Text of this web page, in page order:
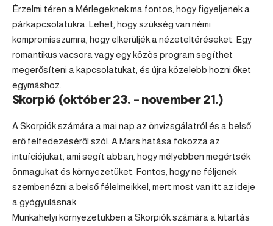
Érzelmi téren a Mérlegeknek ma fontos, hogy figyeljenek a
párkapcsolatukra. Lehet, hogy szükség van némi
kompromisszumra, hogy elkerüljék a nézeteltéréseket. Egy
romantikus vacsora vagy egy közös program segíthet
megerősíteni a kapcsolatukat, és újra közelebb hozni őket
egymáshoz.
Skorpió (október 23. – november 21.)
A Skorpiók számára a mai nap az önvizsgálatról és a belső
erő felfedezéséről szól. A Mars hatása fokozza az
intuíciójukat, ami segít abban, hogy mélyebben megértsék
önmagukat és környezetüket. Fontos, hogy ne féljenek
szembenézni a belső félelmeikkel, mert most van itt az ideje
a gyógyulásnak.
Munkahelyi környezetükben a Skorpiók számára a kitartás